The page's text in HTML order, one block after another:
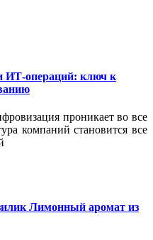
ИТ-операций: ключ к
проникает во все
компаний становится все
Лимонный аромат из